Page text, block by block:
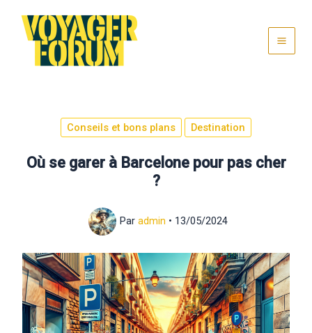
contenu
Conseils et bons plans Destination
Où se garer à Barcelone pour pas cher
?
Par admin • 13/05/2024